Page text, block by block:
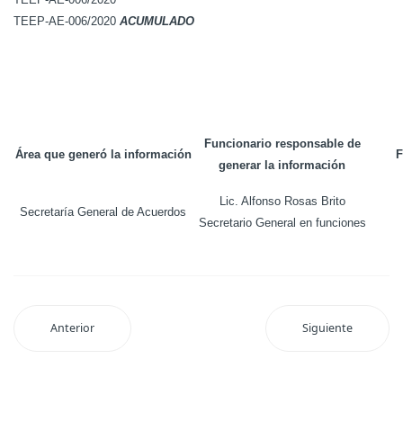
TEEP-AE-006/2020 ACUMULADO
Área que generó la información
Funcionario responsable de
generar la información
Secretaría General de Acuerdos
Lic. Alfonso Rosas Brito
Secretario General en funciones
Anterior Siguiente